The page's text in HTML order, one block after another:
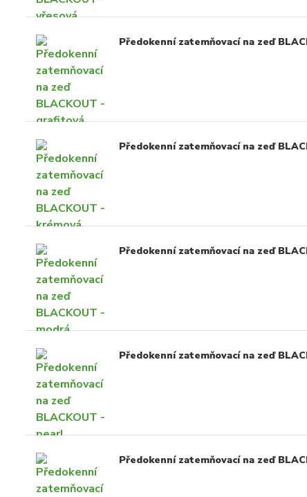
Předokenní zatemňovací na zeď
Předokenní zatemňovací na zeď
Předokenní zatemňovací na zeď
Předokenní zatemňovací na zeď
Předokenní zatemňovací na zeď